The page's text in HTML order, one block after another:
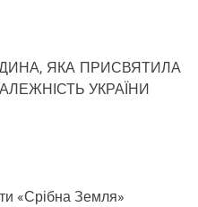
ЯКА ПРИСВЯТИЛА
УКРАЇНИ
«Срібна Земля»